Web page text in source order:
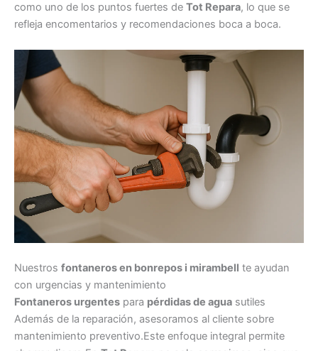
como uno de los puntos fuertes de Tot Repara, lo que se
refleja encomentarios y recomendaciones boca a boca.
Nuestros fontaneros en bonrepos i mirambell te ayudan
con urgencias y mantenimiento
Fontaneros urgentes para pérdidas de agua sutiles
Además de la reparación, asesoramos al cliente sobre
mantenimiento preventivo.Este enfoque integral permite